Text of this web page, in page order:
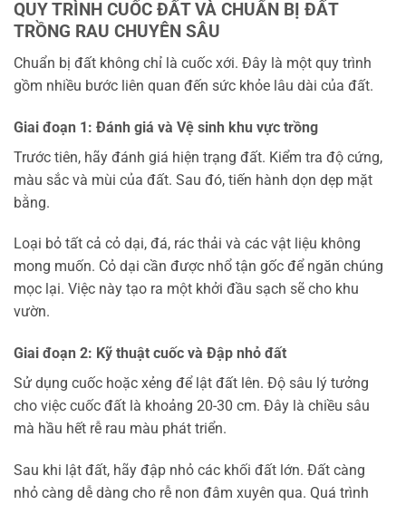
QUY TRÌNH CUỐC ĐẤT VÀ CHUẨN BỊ ĐẤT
TRỒNG RAU CHUYÊN SÂU
Chuẩn bị đất không chỉ là cuốc xới. Đây là một quy trình
gồm nhiều bước liên quan đến sức khỏe lâu dài của đất.
Giai đoạn 1: Đánh giá và Vệ sinh khu vực trồng
Trước tiên, hãy đánh giá hiện trạng đất. Kiểm tra độ cứng,
màu sắc và mùi của đất. Sau đó, tiến hành dọn dẹp mặt
bằng.
Loại bỏ tất cả cỏ dại, đá, rác thải và các vật liệu không
mong muốn. Cỏ dại cần được nhổ tận gốc để ngăn chúng
mọc lại. Việc này tạo ra một khởi đầu sạch sẽ cho khu
vườn.
Giai đoạn 2: Kỹ thuật cuốc và Đập nhỏ đất
Sử dụng cuốc hoặc xẻng để lật đất lên. Độ sâu lý tưởng
cho việc cuốc đất là khoảng 20-30 cm. Đây là chiều sâu
mà hầu hết rễ rau màu phát triển.
Sau khi lật đất, hãy đập nhỏ các khối đất lớn. Đất càng
nhỏ càng dễ dàng cho rễ non đâm xuyên qua. Quá trình